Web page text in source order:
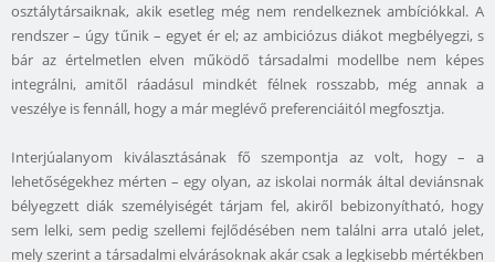
osztálytársaiknak, akik esetleg még nem rendelkeznek ambíciókkal. A
rendszer – úgy tűnik – egyet ér el; az ambiciózus diákot megbélyegzi, s
bár az értelmetlen elven működő társadalmi modellbe nem képes
integrálni, amitől ráadásul mindkét félnek rosszabb, még annak a
veszélye is fennáll, hogy a már meglévő preferenciáitól megfosztja.
Interjúalanyom kiválasztásának fő szempontja az volt, hogy – a
lehetőségekhez mérten – egy olyan, az iskolai normák által deviánsnak
bélyegzett diák személyiségét tárjam fel, akiről bebizonyítható, hogy
sem lelki, sem pedig szellemi fejlődésében nem találni arra utaló jelet,
mely szerint a társadalmi elvárásoknak akár csak a legkisebb mértékben